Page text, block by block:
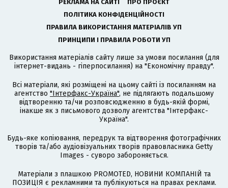
РЕКЛАМА НА САЙТІ
ПРО ПРОЄКТ
ПОЛІТИКА КОНФІДЕНЦІЙНОСТІ
ПРАВИЛА ВИКОРИСТАННЯ МАТЕРІАЛІВ УП
ПРИНЦИПИ І ПРАВИЛА РОБОТИ УП
Використання матеріалів сайту лише за умови посилання (для
інтернет-видань - гіперпосилання) на "Економічну правду".
Всі матеріали, які розміщені на цьому сайті із посиланням на
агентство "Інтерфакс-Україна", не підлягають подальшому
відтворенню та/чи розповсюдженню в будь-якій формі,
інакше як з письмового дозволу агентства "Інтерфакс-
Україна".
Будь-яке копіювання, передрук та відтворення фотографічних
творів та/або аудіовізуальних творів правовласника Getty
Images - суворо забороняється.
Матеріали з плашкою PROMOTED, НОВИНИ КОМПАНІЙ та
ПОЗИЦІЯ є рекламними та публікуються на правах реклами.